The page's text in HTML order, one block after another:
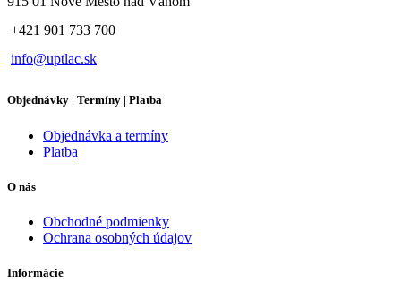
+421 901 733 700
info@uptlac.sk
Objednávky | Termíny | Platba
Objednávka a termíny
Platba
O nás
Obchodné podmienky
Ochrana osobných údajov
Informácie